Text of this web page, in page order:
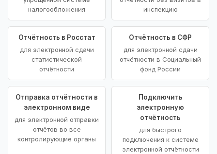
налогообложения
инспекцию
Отчётность в Росстат
для электронной сдачи
статистической
отчётности
Отчётность в СФР
для электронной сдачи
отчётности в Социальный
фонд России
Отправка отчётности в
электронном виде
для электронной отправки
отчётов во все
контролирующие органы
Подключить
электронную
отчётность
для быстрого
подключения к системе
электронной отчётности